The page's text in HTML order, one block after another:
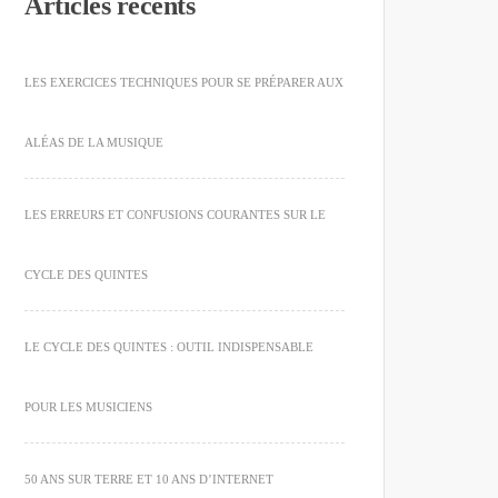
LES EXERCICES TECHNIQUES POUR SE PRÉPARER AUX
ALÉAS DE LA MUSIQUE
LES ERREURS ET CONFUSIONS COURANTES SUR LE
CYCLE DES QUINTES
LE CYCLE DES QUINTES : OUTIL INDISPENSABLE
POUR LES MUSICIENS
50 ANS SUR TERRE ET 10 ANS D’INTERNET